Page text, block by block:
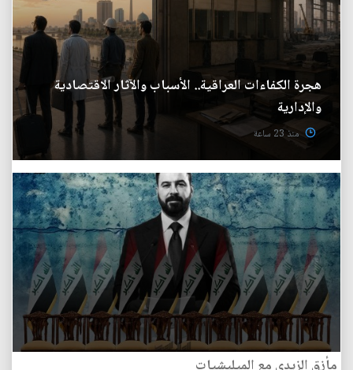
هجرة الكفاءات العراقية.. الأسباب والآثار الاقتصادية
والإدارية
منذ 23 ساعة